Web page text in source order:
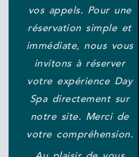
vos appels. Pour une
réservation simple et
immédiate, nous vous
invitons à réserver
votre expérience Day
Spa directement sur
notre site. Merci de
votre compréhension.